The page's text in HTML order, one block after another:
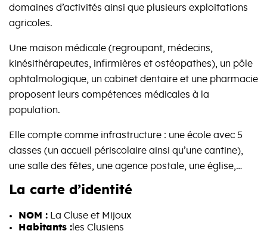
domaines d’activités ainsi que plusieurs exploitations
agricoles.
Une maison médicale (regroupant, médecins,
kinésithérapeutes, infirmières et ostéopathes), un pôle
ophtalmologique, un cabinet dentaire et une pharmacie
proposent leurs compétences médicales à la
population.
Elle compte comme infrastructure : une école avec 5
classes (un accueil périscolaire ainsi qu’une cantine),
une salle des fêtes, une agence postale, une église,…
La carte d’identité
NOM : La Cluse et Mijoux
Habitants : les Clusiens